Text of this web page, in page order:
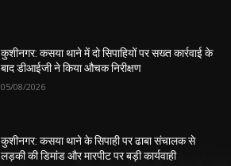
कुशीनगर: कसया थाने में दो सिपाहियों पर सख्त कार्रवाई के
बाद डीआईजी ने किया औचक निरीक्षण
05/08/2026
कुशीनगर: कसया थाने के सिपाही पर ढाबा संचालक से
लड़की की डिमांड और मारपीट पर बड़ी कार्यवाही